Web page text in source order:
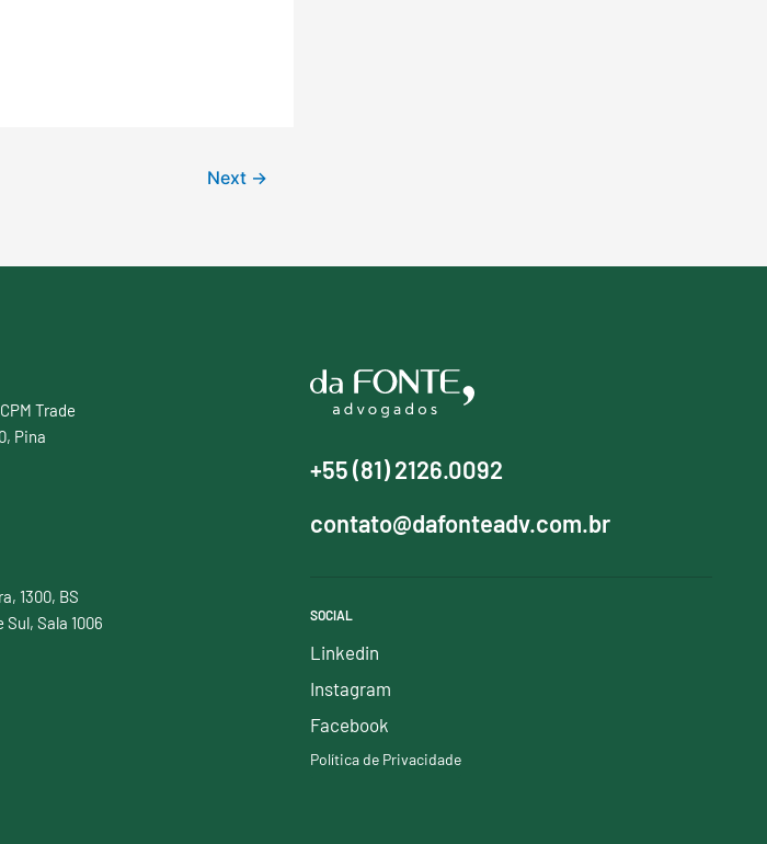
Next →
Trade
Pina
1300, BS
Sala 1006
+55 (81) 2126.0092
contato@dafonteadv.com.br
SOCIAL
Linkedin
Instagram
Facebook
Política de Privacidade